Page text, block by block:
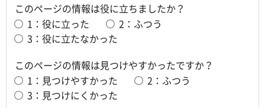
このページの情報は役に立ちましたか？
1：役に立った
2：ふつう
3：役に立たなかった
このページの情報は見つけやすかったですか？
1：見つけやすかった
2：ふつう
3：見つけにくかった